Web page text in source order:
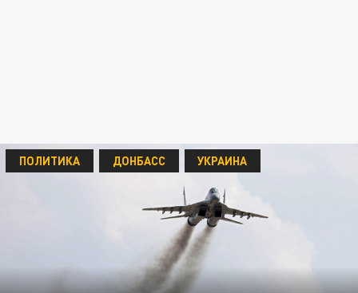
ПОЛИТИКА ДОНБАСС УКРАИНА